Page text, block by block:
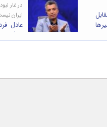
در غار
ایران
عادل
جنگ